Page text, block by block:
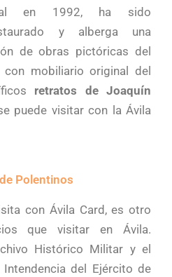
en 1992, ha sido
y alberga una
de obras pictóricas del
mobiliario original del
retratos de Joaquín
puede visitar con la Ávila
Polentinos
con Ávila Card, es otro
que visitar en Ávila.
Histórico Militar y el
del Ejército de